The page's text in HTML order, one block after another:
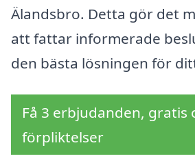
Älandsbro. Detta gör det
att fattar informerade
den bästa lösningen för
Få 3 erbjudanden, gratis
förpliktelser